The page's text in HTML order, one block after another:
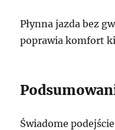
Płynna jazda bez
poprawia komfort
Świadome